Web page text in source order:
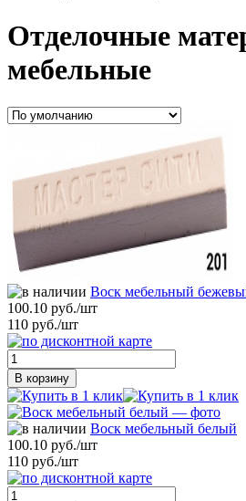
Отделочные
мебельные
Воск мебельный
100.10 руб./шт
110 руб./шт
В корзину
Воск мебельный белый
100.10 руб./шт
110 руб./шт